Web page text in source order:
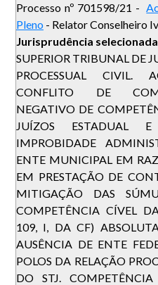
Processo nº 701598/21 -
Pleno - Relator Conselheiro
Jurisprudência
SUPERIOR TRIBUNAL DE
PROCESSUAL CIVIL.
CONFLITO DE
NEGATIVO DE
JUÍZOS ESTADUAL
IMPROBIDADE
ENTE MUNICIPAL EM
EM PRESTAÇÃO DE
MITIGAÇÃO DAS
COMPETÊNCIA CÍVEL
109, I, DA CF)
AUSÊNCIA DE ENTE
POLOS DA RELAÇÃO
DO STJ.